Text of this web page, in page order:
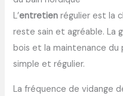
L’entretien régulier est la
reste sain et agréable. La
bois et la maintenance
simple et régulier.
La fréquence de vidange